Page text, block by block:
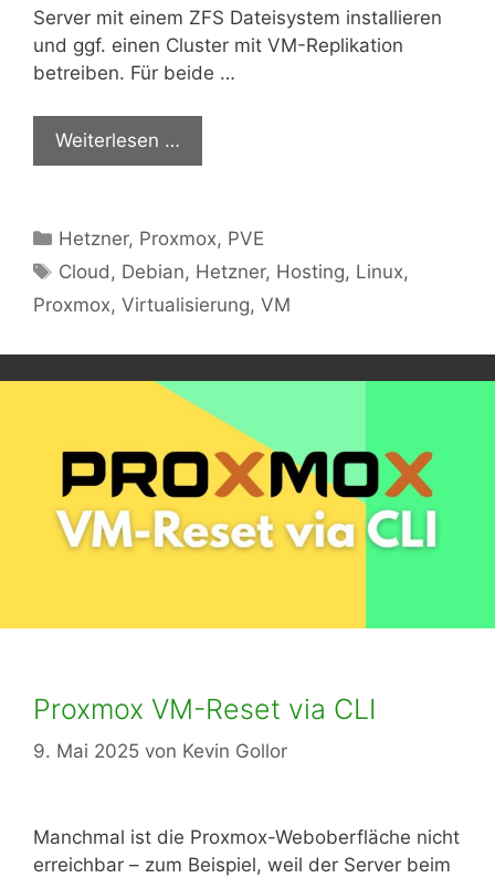
Server mit einem ZFS Dateisystem installieren
und ggf. einen Cluster mit VM-Replikation
betreiben. Für beide …
Weiterlesen …
Kategorien
Hetzner, Proxmox, PVE
Schlagwörter
Cloud , Debian, Hetzner, Hosting, Linux,
Proxmox, Virtualisierung, VM
Proxmox VM-Reset via CLI
9. Mai 2025 von Kevin Gollor
Manchmal ist die Proxmox-Weboberfläche nicht
erreichbar – zum Beispiel, weil der Server beim